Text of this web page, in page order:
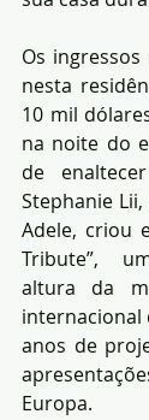
Os
nesta
10 mil
na noite do
de
Stephanie
Adele, criou
Tribute”,
altura da
internacional
anos de
Europa.